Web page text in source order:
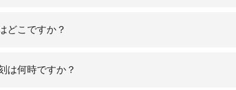
どこですか？
は何時ですか？